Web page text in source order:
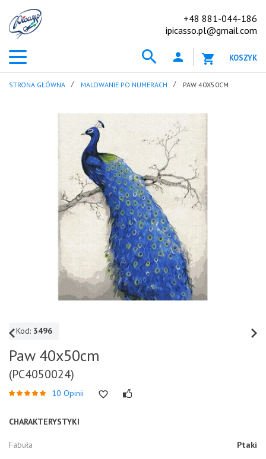
+48 881-044-186
ipicasso.pl@gmail.com
KOSZYK
STRONA GŁÓWNA MALOWANIE PO NUMERACH PAW 40X50CM
Kod: 3496
Paw 40x50cm
(PC4050024)
10 Opinii
CHARAKTERYSTYKI
Fabuła
Ptaki